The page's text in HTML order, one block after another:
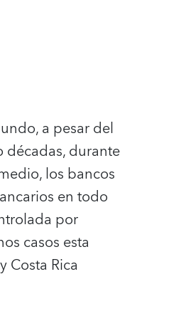
a pesar del
durante
los bancos
en todo
por
casos esta
Costa Rica